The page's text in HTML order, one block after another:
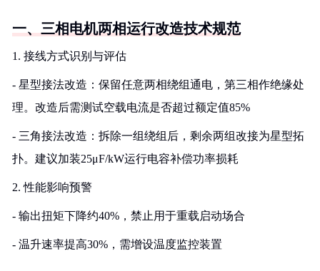
一、三相电机两相运行改造技术规范
1. 接线方式识别与评估
- 星型接法改造：保留任意两相绕组通电，第三相作绝缘处
理。改造后需测试空载电流是否超过额定值85%
- 三角接法改造：拆除一组绕组后，剩余两组改接为星型拓
扑。建议加装25μF/kW运行电容补偿功率损耗
2. 性能影响预警
- 输出扭矩下降约40%，禁止用于重载启动场合
- 温升速率提高30%，需增设温度监控装置